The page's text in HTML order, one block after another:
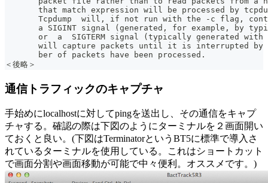
that match expression will be processed by
Tcpdump  will, if not run with the -c flag,
a SIGINT signal (generated, for example, by
or  a  SIGTERM signal (typically generated
will capture packets until it is interrupted
       ber of packets have been processed.
＜後略＞
通信トラフィックのキャプチャ
手始めにlocalhostに対してpingを送出し、その通信をキャプ
チャする。確認の際は下図のようにターミナルを２画面開い
ておくと良い。(下図はTerminatorというBT5に標準で導入さ
れているターミナルを使用している。これはショートカット
で画面分割や画面移動が可能で中々便利。オススメです。)